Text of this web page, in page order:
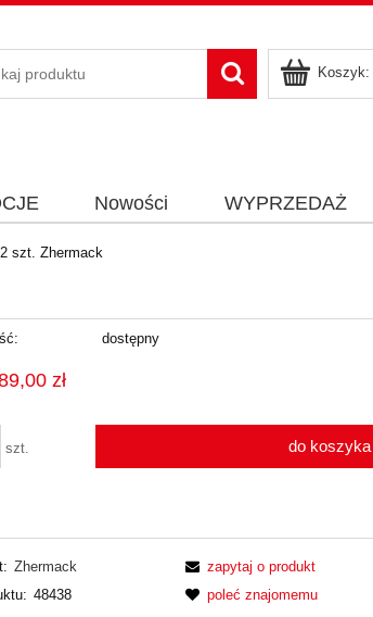
Koszyk:
Nowości WYPRZEDAŻ
szt. Zhermack
dostępny
zł
szt. do koszyka
Zhermack
48438
zapytaj o produkt
poleć znajomemu